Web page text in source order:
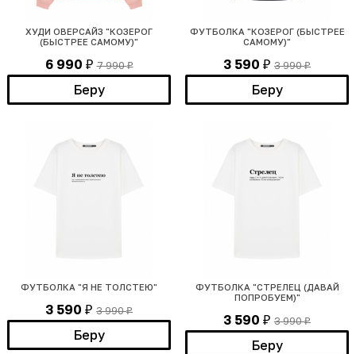
ХУДИ ОВЕРСАЙЗ "КОЗЕРОГ
(БЫСТРЕЕ САМОМУ)"
6 990 ₽ 7 990₽
Беру
ФУТБОЛКА "КОЗЕРОГ (БЫСТРЕЕ
САМОМУ)"
3 590 ₽ 3 990₽
Беру
ФУТБОЛКА "Я НЕ ТОЛСТЕЮ"
3 590 ₽ 3 990₽
Беру
ФУТБОЛКА "СТРЕЛЕЦ (ДАВАЙ
ПОПРОБУЕМ)"
3 590 ₽ 3 990₽
Беру